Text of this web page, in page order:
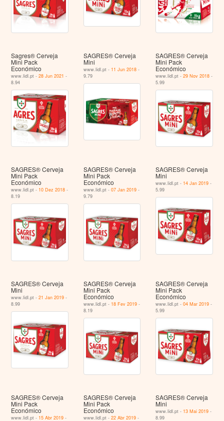
Sagres® Cerveja
Mini Pack
Económico
www.lidl.pt -28 Jun 2021 -
8.94
SAGRES® Cerveja
Mini
www.lidl.pt - 11 Jun 2018-
9.79
SAGRES® Cerveja
Mini Pack
Económico
www.lidl.pt -29 Nov 2018 -
5.99
SAGRES® Cerveja
Mini Pack
Económico
www.lidl.pt - 10 Dez 2018 -
8.19
SAGRES® Cerveja
Mini Pack
Económico
www.lidl.pt - 07 Jan 2019-
9.79
SAGRES® Cerveja
Mini
www.lidl.pt - 14 Jan 2019 -
5.99
SAGRES® Cerveja
Mini
www.lidl.pt -21 Jan 2019 -
8.99
SAGRES® Cerveja
Mini Pack
Económico
www.lidl.pt - 18 Fev 2019-
8.19
SAGRES® Cerveja
Mini Pack
Económico
www.lidl.pt -04 Mar 2019 -
5.99
SAGRES® Cerveja
Mini Pack
Económico
www.lidl.pt - 15 Abr 2019 -
SAGRES® Cerveja
Mini Pack
Económico
www.lidl.pt - 22 Abr 2019-
SAGRES® Cerveja
Mini
www.lidl.pt - 13 Mai 2019 -
8.99